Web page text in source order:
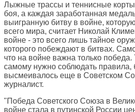
Лыжные трассы и теннисные корты
боя, а каждая заработанная
выигранную битву в войне,
всего мира, считает Николай
войне - это всего лишь тайное
которого побеждают в битвах.
что на войне важна только победа.
самому нужно соблюдать правила,
высмеивалось еще в Советском
журналист.
"Победа Советского Союза в
войне стала в путинской России